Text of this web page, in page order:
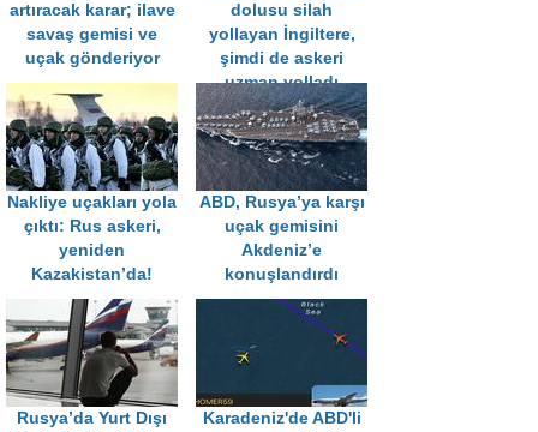
artıracak karar; ilave
savaş gemisi ve
uçak gönderiyor
dolusu silah
yollayan İngiltere,
şimdi de askeri
uzman yolladı
Nakliye uçakları yola
çıktı: Rus askeri,
yeniden
Kazakistan’da!
ABD, Rusya’ya karşı
uçak gemisini
Akdeniz’e
konuşlandırdı
Rusya’da Yurt Dışı
Karadeniz'de ABD'li